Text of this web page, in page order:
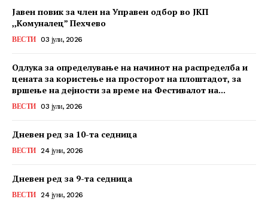
Јавен повик за член на Управен одбор во ЈКП
,,Комуналец” Пехчево
ВЕСТИ 03 јули, 2026
Одлука за определување на начинот на распределба и
цената за користење на просторот на плоштадот, за
вршење на дејности за време на Фестивалот на...
ВЕСТИ 03 јули, 2026
Дневен ред за 10-та седница
ВЕСТИ 24 јуни, 2026
Дневен ред за 9-та седница
ВЕСТИ 24 јуни, 2026